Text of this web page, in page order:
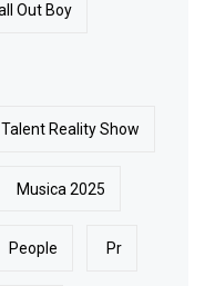
Out Boy
Reality Show
Musica 2025
People Pr